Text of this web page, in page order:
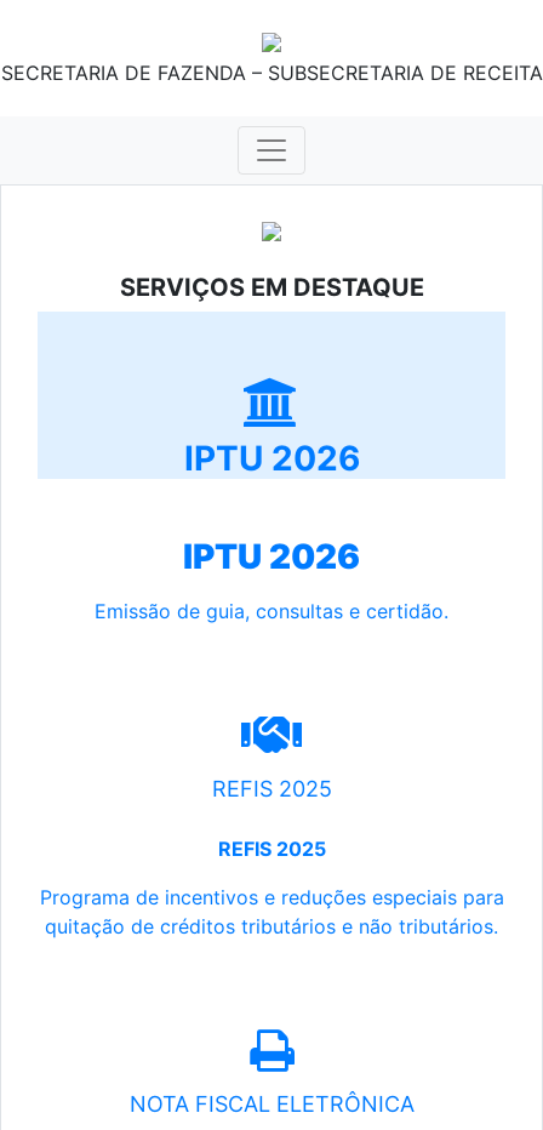
SECRETARIA DE FAZENDA – SUBSECRETARIA DE RECEITA
SERVIÇOS EM DESTAQUE
IPTU 2026
IPTU 2026
Emissão de guia, consultas e certidão.
REFIS 2025
REFIS 2025
Programa de incentivos e reduções especiais para
quitação de créditos tributários e não tributários.
NOTA FISCAL ELETRÔNICA